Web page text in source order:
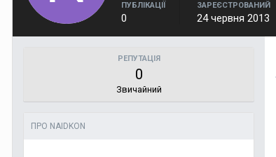
ПУБЛІКАЦІЇ
0
ЗАРЕЄСТРОВАНИЙ
24 червня 2013
РЕПУТАЦІЯ
0
Звичайний
ПРО NAIDKON